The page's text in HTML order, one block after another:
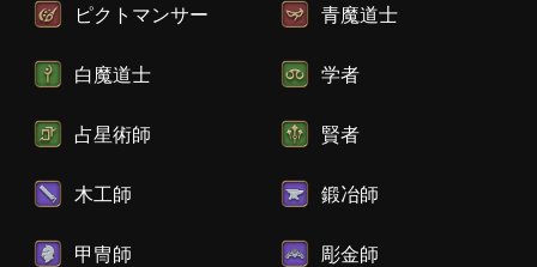
ピクトマンサー 青魔道士
白魔道士 学者
占星術師 賢者
木工師 鍛冶師
甲冑師 彫金師